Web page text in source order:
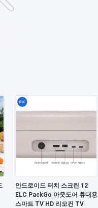
안드로이드 터치 스크린 12
ELC PackGo 아웃도어 휴대용
스마트 TV HD 리모컨 TV